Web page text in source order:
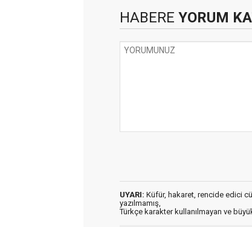
HABERE YORUM
UYARI: Küfür, hakaret, rencide edici
yazılmamış,
Türkçe karakter kullanılmayan ve